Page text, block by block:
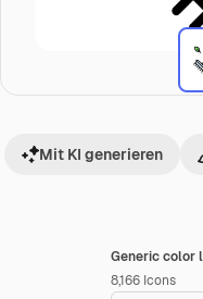
Generic color
8,166 Icons
Mit KI generieren